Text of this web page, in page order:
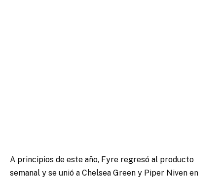
A principios de este año, Fyre regresó al producto
semanal y se unió a Chelsea Green y Piper Niven en